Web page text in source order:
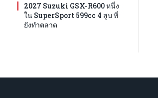
2027 Suzuki GSX-R600 หนึ่ง
ใน SuperSport 599cc 4 สูบ ที่
ยังทำตลาด